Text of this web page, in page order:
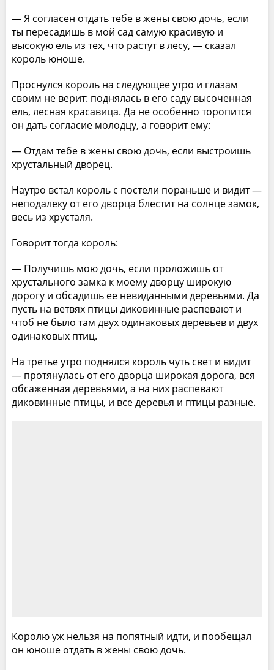
— Я согласен отдать тебе в жены свою дочь, если
ты пересадишь в мой сад самую красивую и
высокую ель из тех, что растут в лесу, — сказал
король юноше.
Проснулся король на следующее утро и глазам
своим не верит: поднялась в его саду высоченная
ель, лесная красавица. Да не особенно торопится
он дать согласие молодцу, а говорит ему:
— Отдам тебе в жены свою дочь, если выстроишь
хрустальный дворец.
Наутро встал король с постели пораньше и видит —
неподалеку от его дворца блестит на солнце замок,
весь из хрусталя.
Говорит тогда король:
— Получишь мою дочь, если проложишь от
хрустального замка к моему дворцу широкую
дорогу и обсадишь ее невиданными деревьями. Да
пусть на ветвях птицы диковинные распевают и
чтоб не было там двух одинаковых деревьев и двух
одинаковых птиц.
На третье утро поднялся король чуть свет и видит
— протянулась от его дворца широкая дорога, вся
обсаженная деревьями, а на них распевают
диковинные птицы, и все деревья и птицы разные.
Королю уж нельзя на попятный идти, и пообещал
он юноше отдать в жены свою дочь.